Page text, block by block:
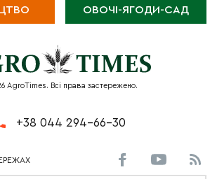
ОВОЧІ-ЯГОДИ-САД
AgroTimes. Всі права застережено.
+38 044 294-66-30